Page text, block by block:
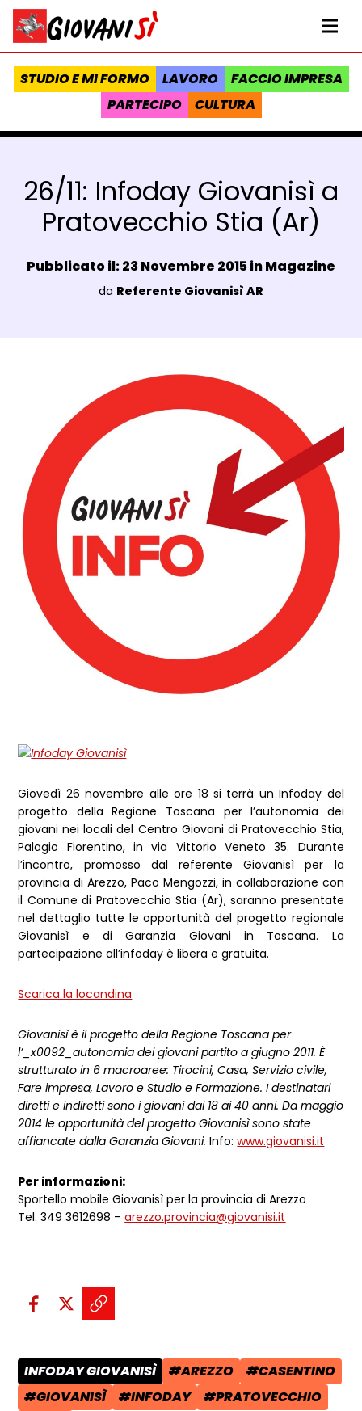
Vai al contenuto
Homepage Giovanisì - Progetto della Regione Toscana
STUDIO E MI FORMO LAVORO
FACCIO IMPRESA
PARTECIPO
CULTURA
26/11: Infoday Giovanisì a
Pratovecchio Stia (Ar)
Data e ora:
Pubblicato il: 23 Novembre 2015 inMagazine
Luogo:
da Referente Giovanisì AR
Dettagli Post Magazine
Giovedì 26novembre alle ore 18 si terrà un Infoday del
progetto della Regione Toscana per l’autonomia dei
giovani nei locali del Centro Giovani di Pratovecchio Stia,
Palagio Fiorentino, in via Vittorio Veneto 35. Durante
l’incontro, promosso dal referente Giovanisì per la
provincia di Arezzo, Paco Mengozzi, in collaborazione con
il Comune di Pratovecchio Stia (Ar),saranno presentate
nel dettaglio tutte le opportunità del progetto regionale
Giovanisì e di Garanzia Giovani in Toscana. La
partecipazione all’infoday è libera e gratuita.
Scarica la locandina
Giovanisì è il progetto della Regione Toscana per
l’_x0092_autonomia dei giovani partito a giugno 2011. È
strutturato in 6 macroaree: Tirocini, Casa, Servizio civile,
Fare impresa, Lavoro e Studio e Formazione. I destinatari
diretti e indiretti sono i giovani dai 18 ai 40 anni. Da maggio
2014 le opportunità del progetto Giovanisì sono state
affiancate dalla Garanzia Giovani.Info:www.giovanisi.it
Per informazioni:
Sportello mobile Giovanisì per la provincia di Arezzo
Tel. 349 3612698 –arezzo.provincia@giovanisi.it
Condividi sui social:
Condividi su Facebook - apre
Condividi su X - apre una
Copia il link e condividi -
CATEGORIA POST:
INFODAY GIOVANISÌ TAG:
#AREZZO TAG:
#CASENTINO
TAG:
#GIOVANISÌ TAG:
#INFODAY TAG:
#PRATOVECCHIO